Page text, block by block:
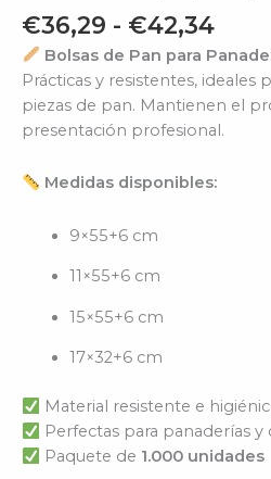
€36,29 - €42,34
Bolsas de Pan para
Prácticas y resistentes, ideales
piezas de pan. Mantienen el
presentación profesional.
Medidas disponibles:
9×55+6 cm
11×55+6 cm
15×55+6 cm
17×32+6 cm
Material resistente e
Perfectas para panaderías y
Paquete de 1.000 unidades